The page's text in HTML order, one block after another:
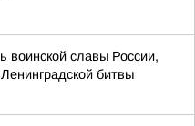
воинской славы России,
битвы